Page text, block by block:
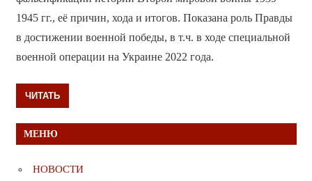
1945 гг., её причин, хода и итогов. Показана роль Правды
в достижении военной победы, в т.ч. в ходе специальной
военной операции на Украине 2022 года.
ЧИТАТЬ
МЕНЮ
НОВОСТИ